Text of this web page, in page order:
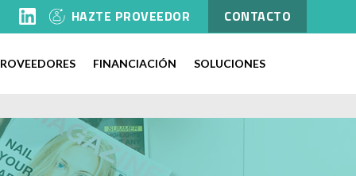
HAZTE PROVEEDOR CONTACTO
FINANCIACIÓN SOLUCIONES